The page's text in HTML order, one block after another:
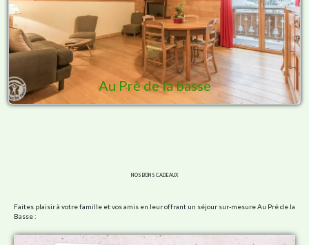
Au Prè de la basse
NOS BONS CADEAUX
Faites plaisir à votre famille et vos amis en leur offrant un séjour sur-mesure Au Pré de la
Basse :